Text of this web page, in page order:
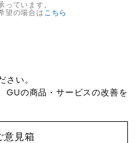
っています。
望の場合は こちら
さい。
GUの商品・サービスの改善を
意見箱